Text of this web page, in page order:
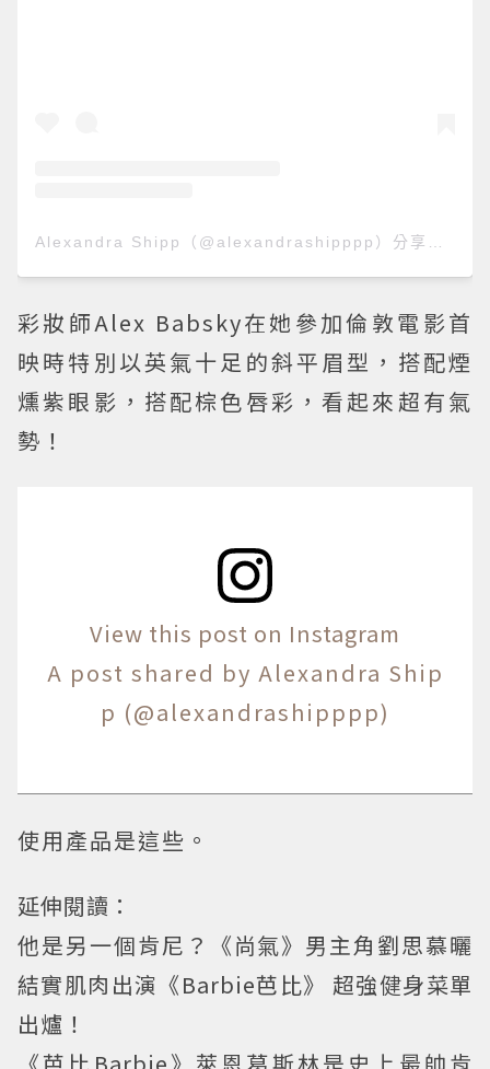
彩妝師Alex Babsky在她參加倫敦電影首
映時特別以英氣十足的斜平眉型，搭配煙
燻紫眼影，搭配棕色唇彩，看起來超有氣
勢！
View this post on Instagram
A post shared by Alexandra Ship
p (@alexandrashipppp)
使用產品是這些。
延伸閱讀：
他是另一個肯尼？《尚氣》男主角劉思慕曬
結實肌肉出演《Barbie芭比》 超強健身菜單
出爐！